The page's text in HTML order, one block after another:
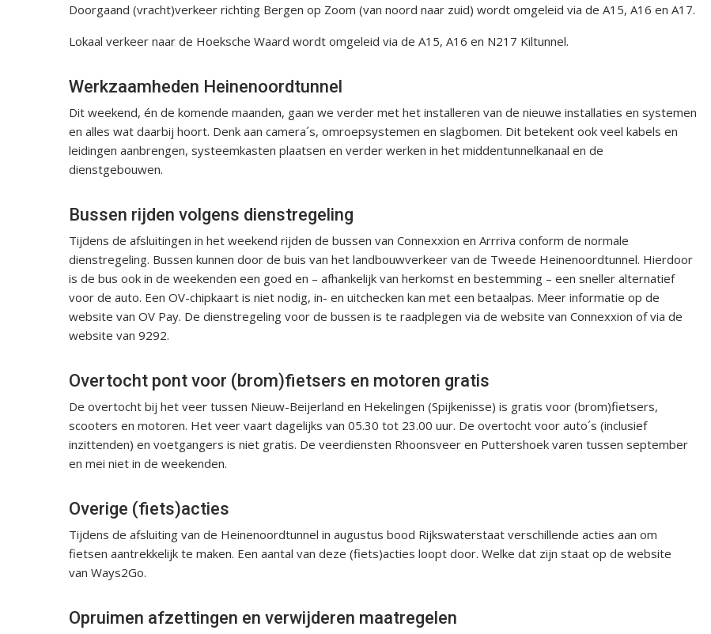
Doorgaand (vracht)verkeer richting Bergen op Zoom (van noord naar zuid) wordt omgeleid via de A15, A16 en A17.
Lokaal verkeer naar de Hoeksche Waard wordt omgeleid via de A15, A16 en N217 Kiltunnel.
Werkzaamheden Heinenoordtunnel
Dit weekend, én de komende maanden, gaan we verder met het installeren van de nieuwe installaties en systemen
en alles wat daarbij hoort. Denk aan camera´s, omroepsystemen en slagbomen. Dit betekent ook veel kabels en
leidingen aanbrengen, systeemkasten plaatsen en verder werken in het middentunnelkanaal en de
dienstgebouwen.
Bussen rijden volgens dienstregeling
Tijdens de afsluitingen in het weekend rijden de bussen van Connexxion en Arrriva conform de normale
dienstregeling. Bussen kunnen door de buis van het landbouwverkeer van de Tweede Heinenoordtunnel. Hierdoor
is de bus ook in de weekenden een goed en – afhankelijk van herkomst en bestemming – een sneller alternatief
voor de auto. Een OV-chipkaart is niet nodig, in- en uitchecken kan met een betaalpas. Meer informatie op de
website van OV Pay. De dienstregeling voor de bussen is te raadplegen via de website van Connexxion of via de
website van 9292.
Overtocht pont voor (brom)fietsers en motoren gratis
De overtocht bij het veer tussen Nieuw-Beijerland en Hekelingen (Spijkenisse) is gratis voor (brom)fietsers,
scooters en motoren. Het veer vaart dagelijks van 05.30 tot 23.00 uur. De overtocht voor auto´s (inclusief
inzittenden) en voetgangers is niet gratis. De veerdiensten Rhoonsveer en Puttershoek varen tussen september
en mei niet in de weekenden.
Overige (fiets)acties
Tijdens de afsluiting van de Heinenoordtunnel in augustus bood Rijkswaterstaat verschillende acties aan om
fietsen aantrekkelijk te maken. Een aantal van deze (fiets)acties loopt door. Welke dat zijn staat op de website
van Ways2Go.
Opruimen afzettingen en verwijderen maatregelen